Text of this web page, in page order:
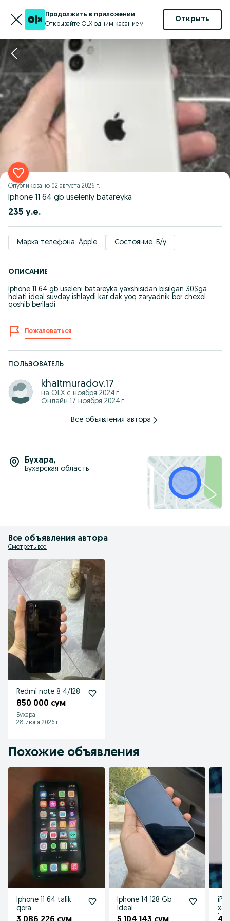
Продолжить в приложении
Открывайте OLX одним касанием
Открыть
Опубликовано 02 августа 2026 г.
Iphone 11 64 gb useleniy batareyka
235 у.е.
Марка телефона: Apple Состояние: Б/у
ОПИСАНИЕ
Iphone 11 64 gb useleni batareyka yaxshisidan bisilgan 30$ga
holati ideal suvday ishlaydi kar dak yoq zaryadnik bor chexol
qoshib beriladi
Пожаловаться
ПОЛЬЗОВАТЕЛЬ
khaitmuradov.17
на OLX с ноября 2024 г.
Онлайн 17 ноября 2024 г.
Все объявления автора
Бухара,
Бухарская область
Все объявления автора
Смотреть все
Redmi note 8 4/128
850 000 сум
Бухара
28 июля 2026 г.
Похожие объявления
Iphone 11 64 talik
qora
Iphone 14 128 Gb
Ideal